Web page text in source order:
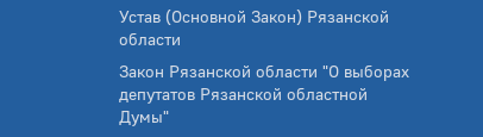
Устав (Основной Закон) Рязанской
области
Закон Рязанской области "О выборах
депутатов Рязанской областной
Думы"